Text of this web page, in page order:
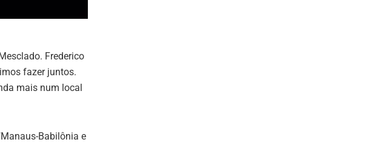
Frederico
fazer juntos.
mais num local
Babilônia e